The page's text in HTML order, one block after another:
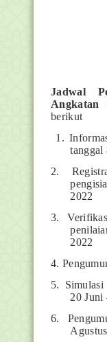
Jadwal
berikut
1.
tanggal
2.
2022
3.
2022
4.
5. Simulasi
20 Juni
6.